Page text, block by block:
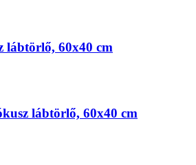
lábtörlő, 60x40 cm
lábtörlő, 60x40 cm